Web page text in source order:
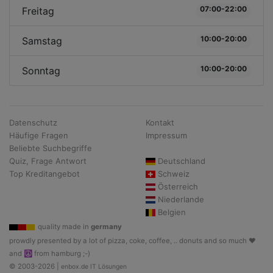
Freitag 07:00-22:00
Samstag 10:00-20:00
Sonntag 10:00-20:00
Datenschutz
Häufige Fragen
Beliebte Suchbegriffe
Quiz, Frage Antwort
Top Kreditangebot
Kontakt
Impressum
Deutschland
Schweiz
Österreich
Niederlande
Belgien
quality made in germany
prowdly presented by a lot of pizza, coke, coffee, .. donuts and so much ♥
and ☮ from hamburg ;-)
© 2003-2026 | enbox.de IT Lösungen